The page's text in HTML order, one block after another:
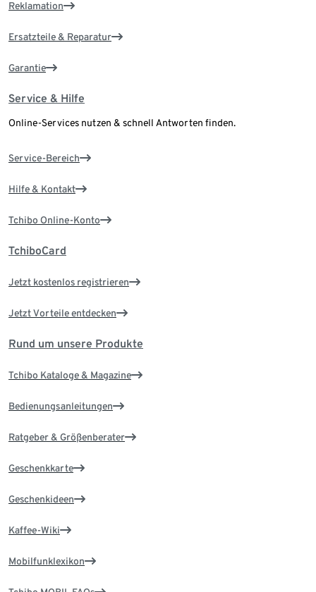
Reklamation
Ersatzteile & Reparatur
Garantie
Service & Hilfe
Online-Services nutzen & schnell Antworten finden.
Service-Bereich
Hilfe & Kontakt
Tchibo Online-Konto
TchiboCard
Jetzt kostenlos registrieren
Jetzt Vorteile entdecken
Rund um unsere Produkte
Tchibo Kataloge & Magazine
Bedienungsanleitungen
Ratgeber & Größenberater
Geschenkkarte
Geschenkideen
Kaffee-Wiki
Mobilfunklexikon